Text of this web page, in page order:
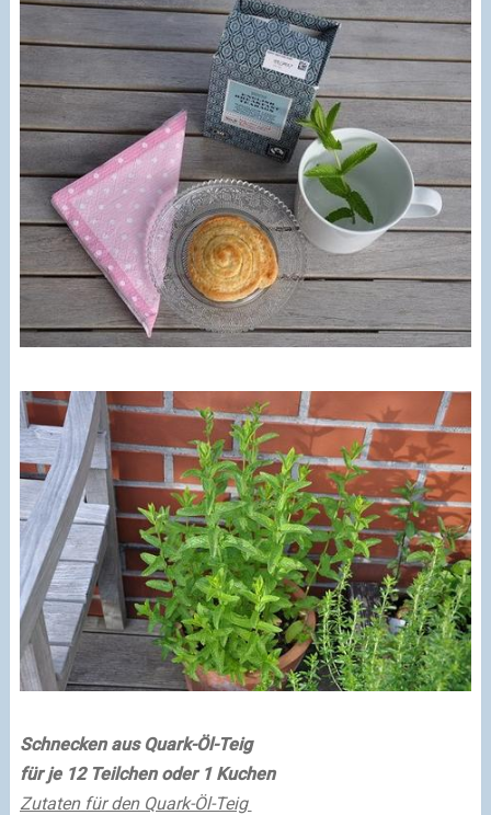
Schnecken aus Quark-Öl-Teig
für je 12 Teilchen oder 1 Kuchen
Zutaten für den Quark-Öl-Teig